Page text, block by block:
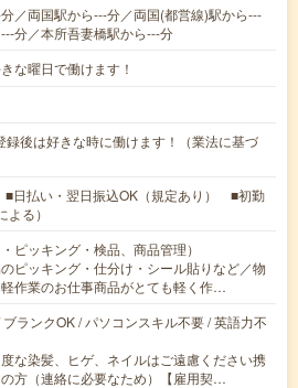
／両国駅から---分／両国(都営線)駅から---
分／本所吾妻橋駅から---分
な曜日で働けます！
録後は好きな時に働けます！（業法に基づ
日払い・翌日振込OK（規定あり） ■初勤
る）
ピッキング・検品、商品管理）
ピッキング・仕分け・シール貼りなど／物
作業のお仕事商品がとても軽く作…
ランクOK / パソコンスキル不要 / 英語力不
な染髪、ヒゲ、ネイルはご遠慮ください携
方（連絡に必要なため）【雇用契…